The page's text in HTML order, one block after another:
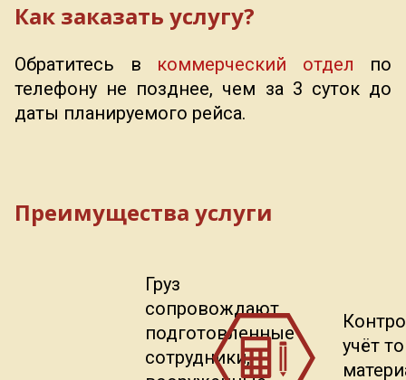
Как заказать услугу?
Обратитесь в коммерческий отдел по
телефону не позднее, чем за 3 суток до
даты планируемого рейса.
Преимущества услуги
Груз
сопровождают
подготовленные
сотрудники,
учёт